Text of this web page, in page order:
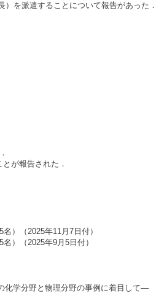
を派遣することについて報告があった．
が報告された．
）（2025年11月7日付）
）（2025年9月5日付）
化学分野と物理分野の事例に着目して―